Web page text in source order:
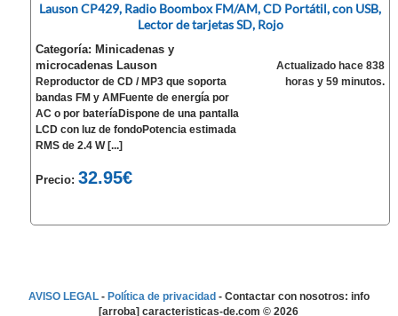
Lauson CP429, Radio Boombox FM/AM, CD Portátil, con USB,
Lector de tarjetas SD, Rojo
Categoría: Minicadenas y
microcadenas Lauson
Reproductor de CD / MP3 que soporta
bandas FM y AMFuente de energía por
AC o por bateríaDispone de una pantalla
LCD con luz de fondoPotencia estimada
RMS de 2.4 W [...]
Precio:32.95€
Actualizado hace 838
horas y 59 minutos.
AVISO LEGAL- Política de privacidad - Contactar con nosotros: info
[arroba] caracteristicas-de.com ©2026